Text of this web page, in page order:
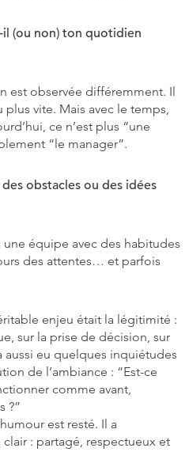
(ou non) ton quotidien
est observée différemment. Il
vite. Mais avec le temps,
ce n’est plus “une
“le manager”.
obstacles ou des idées
équipe avec des habitudes
des attentes… et parfois
enjeu était la légitimité :
sur la prise de décision, sur
aussi eu quelques inquiétudes
de l’ambiance : “Est-ce
comme avant,
?”
est resté. Il a
: partagé, respectueux et